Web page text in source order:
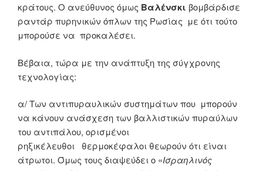
κράτους. Ο ανεύθυνος όμως Βαλένσκι βομβάρδισε
ραντάρ πυρηνικών όπλων της Ρωσίας με ότι τούτο
μπορούσε να προκαλέσει.
Βέβαια, τώρα με την ανάπτυξη της σύγχρονης
τεχνολογίας:
α/ Των αντιπυραυλικών συστημάτων που μπορούν
να κάνουν ανάσχεση των βαλλιστικών πυραύλων
του αντιπάλου, ορισμένοι
ρηξικέλευθοι θερμοκέφαλοι θεωρούν ότι είναι
άτρωτοι. Όμως τους διαψεύδει ο «Ισραηλινός